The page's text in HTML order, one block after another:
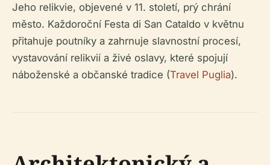
Jeho relikvie, objevené v 11. století, prý chrání
město. Každoroční Festa di San Cataldo v květnu
přitahuje poutníky a zahrnuje slavnostní procesí,
vystavování relikvií a živé oslavy, které spojují
náboženské a občanské tradice (Travel Puglia).